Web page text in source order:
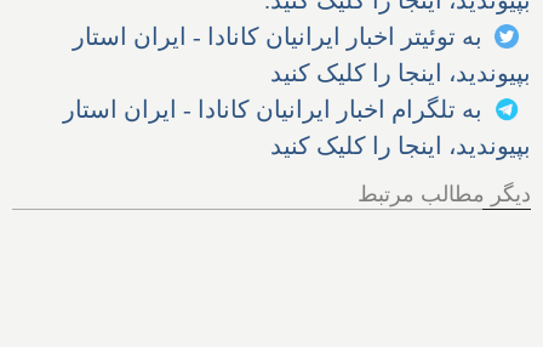
به توئیتر اخبار ایرانیان کانادا - ایران استار
بپیوندید، اینجا را کلیک کنید
به تلگرام اخبار ایرانیان کانادا - ایران استار
بپیوندید، اینجا را کلیک کنید
دیگر مطالب مرتبط